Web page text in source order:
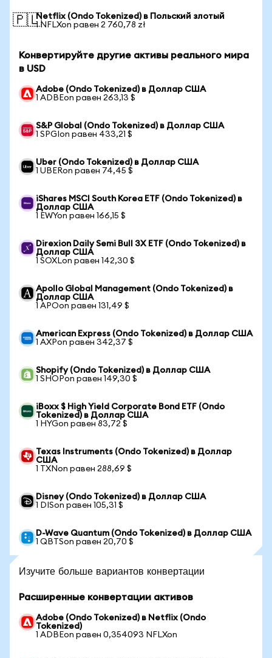
🇵🇱Netflix (Ondo Tokenized) в Польский злотый
1 NFLXon равен 2 760,78 zł
Конвертируйте другие активы реального мира
в USD
Adobe (Ondo Tokenized) в Доллар США
1 ADBEon равен 263,13 $
S&P Global (Ondo Tokenized) в Доллар США
1 SPGIon равен 433,21 $
Uber (Ondo Tokenized) в Доллар США
1 UBERon равен 74,45 $
iShares MSCI South Korea ETF (Ondo Tokenized) в
Доллар США
1 EWYon равен 166,15 $
Direxion Daily Semi Bull 3X ETF (Ondo Tokenized) в
Доллар США
1 SOXLon равен 142,30 $
Apollo Global Management (Ondo Tokenized) в
Доллар США
1 APOon равен 131,49 $
American Express (Ondo Tokenized) в Доллар США
1 AXPon равен 342,37 $
Shopify (Ondo Tokenized) в Доллар США
1 SHOPon равен 149,30 $
iBoxx $ High Yield Corporate Bond ETF (Ondo
Tokenized) в Доллар США
1 HYGon равен 83,72 $
Texas Instruments (Ondo Tokenized) в Доллар
США
1 TXNon равен 288,69 $
Disney (Ondo Tokenized) в Доллар США
1 DISon равен 105,31 $
D-Wave Quantum (Ondo Tokenized) в Доллар США
1 QBTSon равен 20,70 $
Изучите больше вариантов конвертации
Расширенные конвертации активов
Adobe (Ondo Tokenized) в Netflix (Ondo
Tokenized)
1 ADBEon равен 0,354093 NFLXon